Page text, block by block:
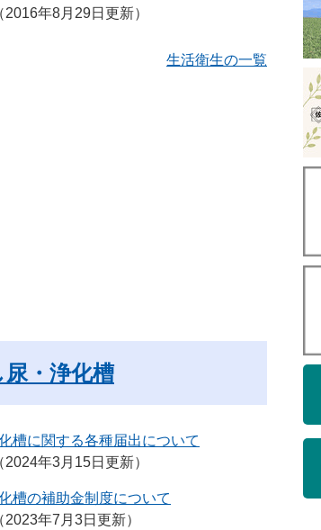
2016年8月29日更新
生活衛生の一覧
尿・浄化槽
槽に関する各種届出について
2024年3月15日更新
槽の補助金制度について
2023年7月3日更新